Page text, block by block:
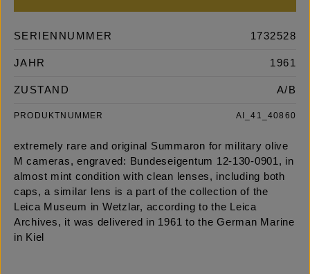
SERIENNUMMER 1732528
JAHR 1961
ZUSTAND A/B
PRODUKTNUMMER AI_41_40860
extremely rare and original Summaron for military olive
M cameras, engraved: Bundeseigentum 12-130-0901, in
almost mint condition with clean lenses, including both
caps, a similar lens is a part of the collection of the
Leica Museum in Wetzlar, according to the Leica
Archives, it was delivered in 1961 to the German Marine
in Kiel